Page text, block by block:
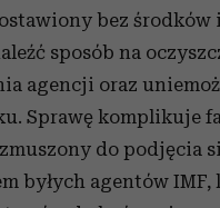
bez środków
sposób na
agencji oraz
Sprawę komplikuje
do podjęcia
byłych agentów